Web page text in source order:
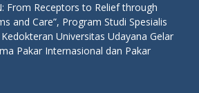
From Receptors to Relief through
and Care”, Program Studi Spesialis
Universitas Udayana Gelar
Pakar Internasional dan Pakar